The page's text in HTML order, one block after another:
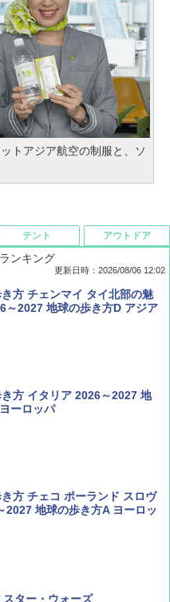
トアジア航空の制服と、ソ
ァン ２０２６年 ９月号 [雑
ＥＹ ＦＡＮ)
特集 星野道夫 夢見る旅
年8月号「南アルプス大全」
ライン）2026年9月号【特
ンキング
更新日時：2026/08/06 12:02
方 チェンマイ タイ北部の魅
～2027 地球の歩き方D アジア
方 イタリア 2026～2027 地
ーロッパ
方 チェコ ポーランド スロヴ
2027 地球の歩き方A ヨーロッ
ター・ウォーズ
テント アウトドア